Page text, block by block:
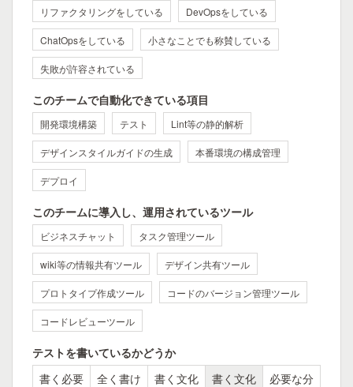
リファクタリングをしている DevOpsをしている
ChatOpsをしている 小さなことでも称賛している
失敗が許容されている
このチームで自動化できている項目
開発環境構築 テスト Lint等の静的解析
デザインスタイルガイドの生成 本番環境の構成管理
デプロイ
このチームに導入し、運用されているツール
ビジネスチャット タスク管理ツール
wiki等の情報共有ツール デザイン共有ツール
プロトタイプ作成ツール コードのバージョン管理ツール
コードレビューツール
テストを書いているかどうか
書く必要
全く書け
書く文化
書く文化
必要な分